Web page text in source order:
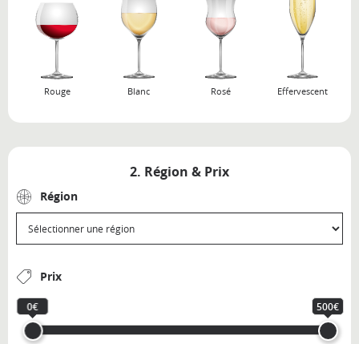
Rouge Blanc Rosé Effervescent
2. Région & Prix
Région
Prix
0€ 500€